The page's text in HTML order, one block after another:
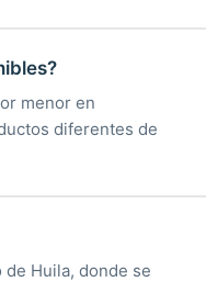
menor en
diferentes de
Huila, donde se